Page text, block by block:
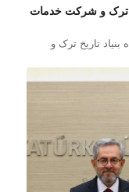
و شرکت خدمات
بنیاد تاریخ ترک و